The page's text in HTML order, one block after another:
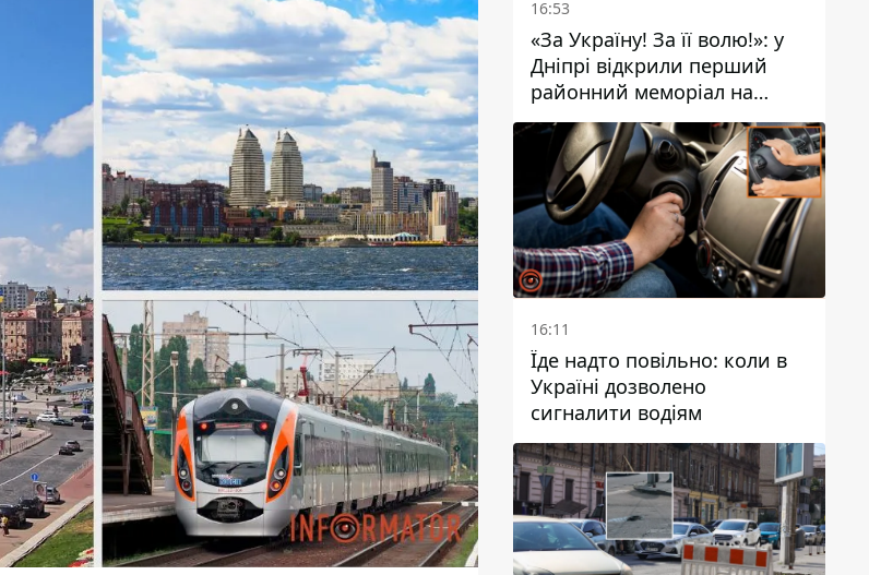
16:53
«За Україну! За її волю!»: у
Дніпрі відкрили перший
районний меморіал на
честь полеглих Захисників
16:11
Їде надто повільно: коли в
Україні дозволено
сигналити водіям